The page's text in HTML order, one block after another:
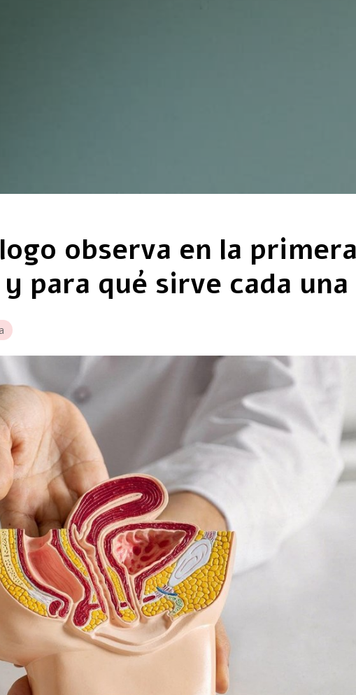
observa en la
para qué sirve cada una